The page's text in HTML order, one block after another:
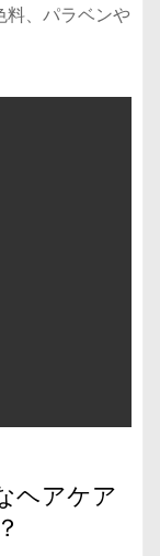
料、パラベンや
ヘアケア